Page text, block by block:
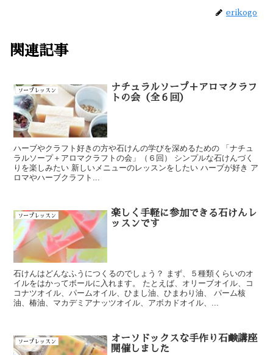
erikogo
関連記事
ソープレッスン
ナチュラルソープ＋アロマクラフ
トの会（全６回）
ハーブやクラフト好きの方や石けんの学びを深めるための 「ナチュ
ラルソープ＋アロマクラフトの会」（６回） シンプルな石けんづく
りを楽しみたい 新しいメニューのレッスンをしたい ハーブが好き ア
ロマやハーブクラフト...
ソープレッスン
楽しく手軽に参加できる石けんレ
ッスンです
石けんはどんなふうにつくるのでしょう？ まず、５種類くらいのオ
イルをはかってボールに入れます。 たとえば、オリーブオイル、コ
コナツオイル、パームオイル、ひまし油、ひまわり油、 パーム核
油、椿油、マカデミアナッツオイル、アボカドオイル、...
ソープレッスン
オーソドックスな手作り石鹸講座
開催しました